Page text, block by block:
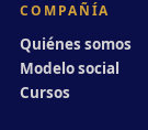
COMPAÑÍA
Quiénes somos
Modelo social
Cursos